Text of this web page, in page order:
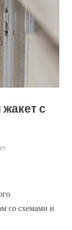
с
со схемами и